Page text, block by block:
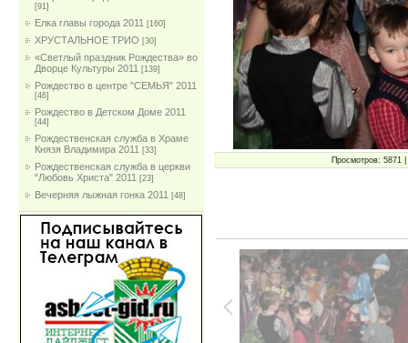
[91]
Елка главы города 2011 [160]
ХРУСТАЛЬНОЕ ТРИО [30]
«Светлый праздник Рождества» во
Дворце Культуры 2011 [139]
Рождество в центре "СЕМЬЯ" 2011
[46]
Рождество в Детском Доме 2011
[44]
Рождественская служба в Храме
Князя Владимира 2011 [33]
Рождественская служба в церкви
"Любовь Христа" 2011 [23]
Вечерняя лыжная гонка 2011 [48]
Просмотров: 5871